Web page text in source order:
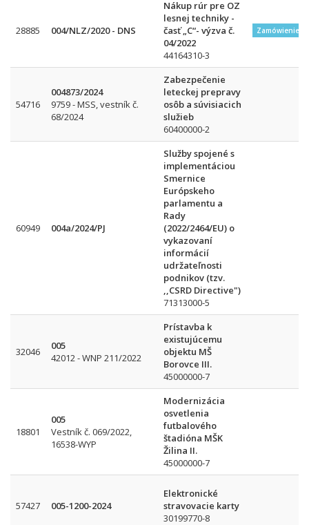
28885 004/NLZ/2020 - DNS
Nákup rúr pre OZ
lesnej techniky -
časť „C“- výzva č.
04/2022
44164310-3
Zamówienie w
54716
004873/2024
9759 - MSS, vestník č.
68/2024
Zabezpečenie
leteckej prepravy
osôb a súvisiacich
služieb
60400000-2
60949 004a/2024/PJ
Služby spojené s
implementáciou
Smernice
Európskeho
parlamentu a
Rady
(2022/2464/EU) o
vykazovaní
informácií
udržateľnosti
podnikov (tzv.
,,CSRD Directive")
71313000-5
32046
005
42012 - WNP 211/2022
Prístavba k
existujúcemu
objektu MŠ
Borovce III.
45000000-7
18801
005
Vestník č. 069/2022,
16538-WYP
Modernizácia
osvetlenia
futbalového
štadióna MŠK
Žilina II.
45000000-7
57427 005-1200-2024
Elektronické
stravovacie karty
30199770-8